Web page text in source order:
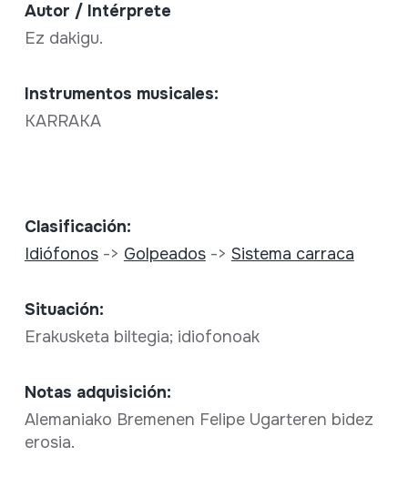
Autor / Intérprete
Ez dakigu.
Instrumentos musicales:
KARRAKA
Clasificación:
Idiófonos-> Golpeados-> Sistema carraca
Situación:
Erakusketa biltegia; idiofonoak
Notas adquisición:
Alemaniako Bremenen Felipe Ugarteren bidez
erosia.